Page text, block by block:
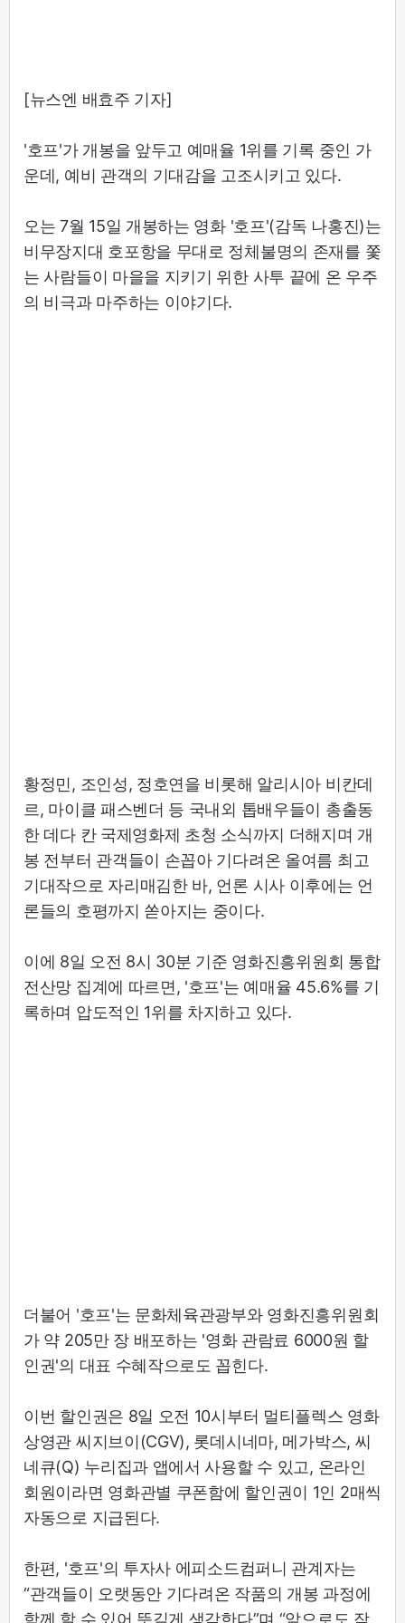
[뉴스엔 배효주 기자]
'호프'가 개봉을 앞두고 예매율 1위를 기록 중인 가
운데, 예비 관객의 기대감을 고조시키고 있다.
오는 7월 15일 개봉하는 영화 '호프'(감독 나홍진)는
비무장지대 호포항을 무대로 정체불명의 존재를 쫓
는 사람들이 마을을 지키기 위한 사투 끝에 온 우주
의 비극과 마주하는 이야기다.
황정민, 조인성, 정호연을 비롯해 알리시아 비칸데
르, 마이클 패스벤더 등 국내외 톱배우들이 총출동
한 데다 칸 국제영화제 초청 소식까지 더해지며 개
봉 전부터 관객들이 손꼽아 기다려온 올여름 최고
기대작으로 자리매김한 바, 언론 시사 이후에는 언
론들의 호평까지 쏟아지는 중이다.
이에 8일 오전 8시 30분 기준 영화진흥위원회 통합
전산망 집계에 따르면, '호프'는 예매율 45.6%를 기
록하며 압도적인 1위를 차지하고 있다.
더불어 '호프'는 문화체육관광부와 영화진흥위원회
가 약 205만 장 배포하는 '영화 관람료 6000원 할
인권'의 대표 수혜작으로도 꼽힌다.
이번 할인권은 8일 오전 10시부터 멀티플렉스 영화
상영관 씨지브이(CGV), 롯데시네마, 메가박스, 씨
네큐(Q) 누리집과 앱에서 사용할 수 있고, 온라인
회원이라면 영화관별 쿠폰함에 할인권이 1인 2매씩
자동으로 지급된다.
한편, '호프'의 투자사 에피소드컴퍼니 관계자는
“관객들이 오랫동안 기다려온 작품의 개봉 과정에
함께 할 수 있어 뜻깊게 생각한다”며 “앞으로도 작